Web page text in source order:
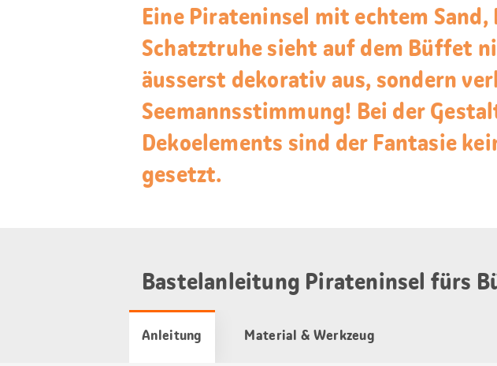
Eine Pirateninsel mit echtem Sand,
Schatztruhe sieht auf dem Büffet
äusserst dekorativ aus, sondern
Seemannsstimmung! Bei der
Dekoelements sind der Fantasie
gesetzt.
Bastelanleitung Pirateninsel fürs
Anleitung Material & Werkzeug